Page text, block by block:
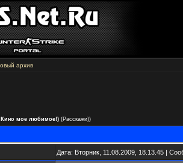
архив
Кино мое любимое!) (Расскажи))
Дата: Вторник, 11.08.2009, 18.13.45 |